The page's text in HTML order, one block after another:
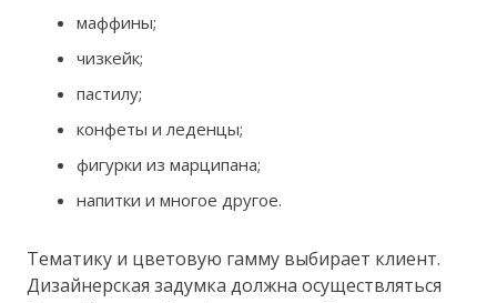
маффины;
чизкейк;
пастилу;
конфеты и леденцы;
фигурки из марципана;
напитки и многое другое.
Тематику и цветовую гамму выбирает клиент.
Дизайнерская задумка должна осуществляться